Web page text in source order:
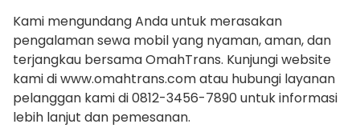
Kami mengundang Anda untuk merasakan
pengalaman sewa mobil yang nyaman, aman, dan
terjangkau bersama OmahTrans. Kunjungi website
kami di www.omahtrans.com atau hubungi layanan
pelanggan kami di 0812-3456-7890 untuk informasi
lebih lanjut dan pemesanan.